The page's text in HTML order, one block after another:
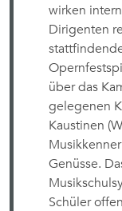
wirken
Dirigenten
über das
gelegenen
Kaustinen
Genüsse.
Schüler